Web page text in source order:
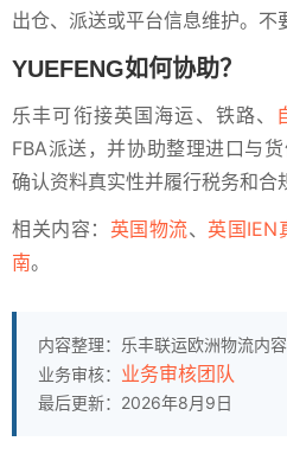
出仓、派送或平台信息维护。不
YUEFENG如何协助？
乐丰可衔接英国海运、铁路、
FBA派送，并协助整理进口与
确认资料真实性并履行税务和合
相关内容： 英国物流、 英国IEN
南。
内容整理：乐丰联运欧洲物流内
业务审核： 业务审核团队
最后更新：2026年8月9日